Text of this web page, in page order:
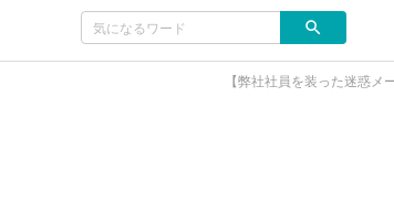
【弊社社員を装った迷惑